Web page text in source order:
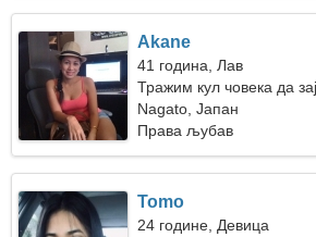
Akane
41 година, Лав
Тражим кул човека да
Nagato, Јапан
Права љубав
Tomo
24 године, Девица